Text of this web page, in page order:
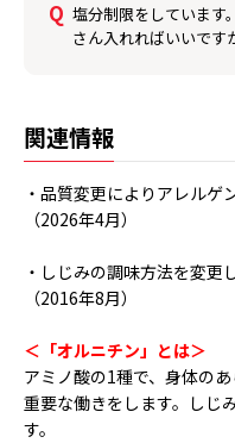
塩分制限をしています
さん入れればいいです
関連情報
・品質変更によりアレルゲ
（2026年4月）
・しじみの調味方法を変更
（2016年8月）
＜「オルニチン」とは＞
アミノ酸の1種で、身体の
重要な働きをします。しじ
す。